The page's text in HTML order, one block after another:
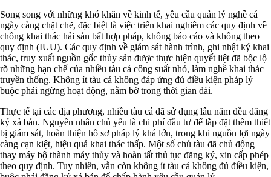
Song song với những khó khăn về kinh tế, yêu cầu quản lý nghề cá
ngày càng chặt chẽ, đặc biệt là việc triển khai nghiêm các quy định về
chống khai thác hải sản bất hợp pháp, không báo cáo và không theo
quy định (IUU). Các quy định về giám sát hành trình, ghi nhật ký khai
thác, truy xuất nguồn gốc thủy sản được thực hiện quyết liệt đã bộc lộ
rõ những hạn chế của nhiều tàu cá công suất nhỏ, làm nghề khai thác
truyền thống. Không ít tàu cá không đáp ứng đủ điều kiện pháp lý
buộc phải ngừng hoạt động, nằm bờ trong thời gian dài.
Thực tế tại các địa phương, nhiều tàu cá đã sử dụng lâu năm đều đăng
ký xả bản. Nguyên nhân chủ yếu là chi phí đầu tư để lắp đặt thêm thiết
bị giám sát, hoàn thiện hồ sơ pháp lý khá lớn, trong khi nguồn lợi ngày
càng cạn kiệt, hiệu quả khai thác thấp. Một số chủ tàu đã chủ động
thay máy bộ thành máy thủy và hoàn tất thủ tục đăng ký, xin cấp phép
theo quy định. Tuy nhiên, vẫn còn không ít tàu cá không đủ điều kiện,